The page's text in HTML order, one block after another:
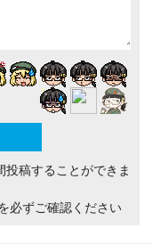
稿することができま
必ずご確認ください